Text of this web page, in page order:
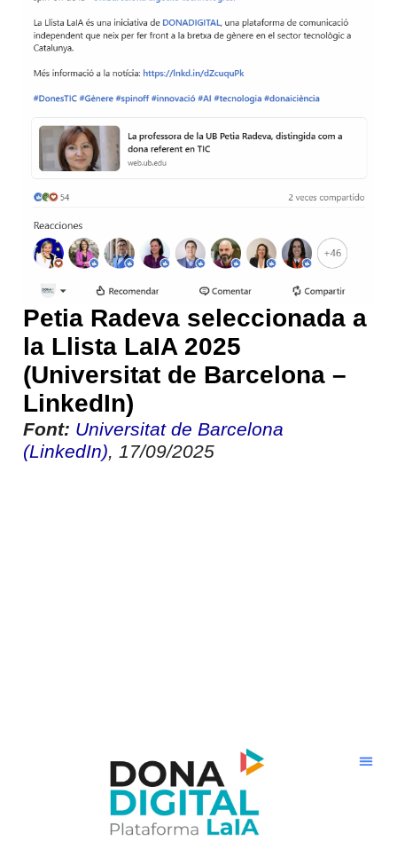
Petia Radeva seleccionada a
la Llista LaIA 2025
(Universitat de Barcelona –
LinkedIn)
Font: Universitat de Barcelona
(LinkedIn), 17/09/2025